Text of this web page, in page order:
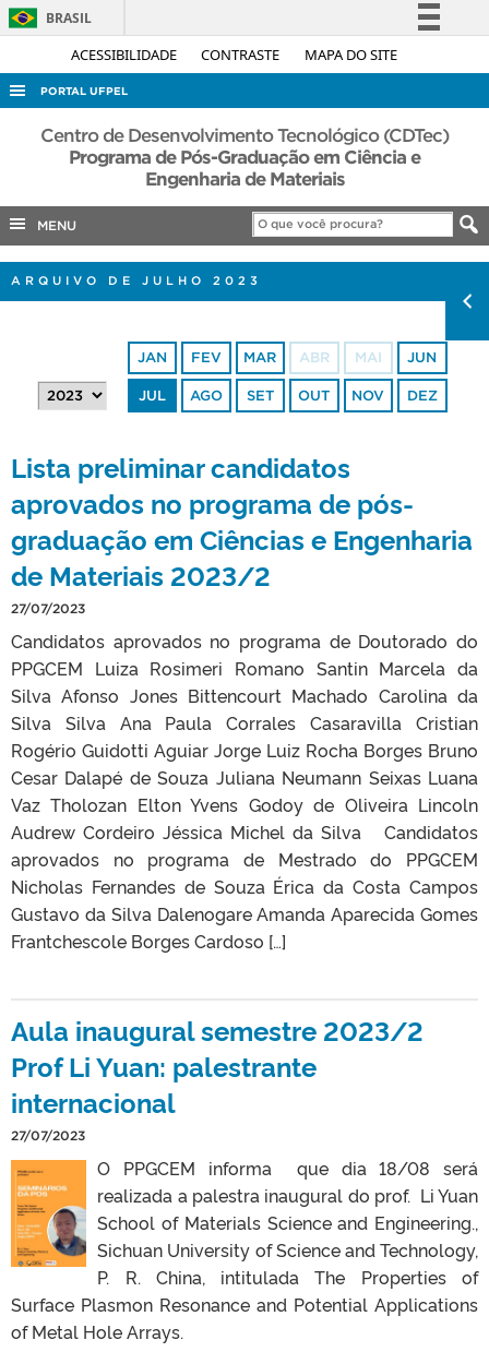
ACESSIBILIDADE CONTRASTE MAPA DO SITE
BRASIL
Simplifique!
Acesso à informação
Legislação
Canais
PORTAL UFPEL
ACESSO À INFORMAÇÃO
AUDITORIA
EDITAIS
PORTARIAS
Centro de Desenvolvimento Tecnológico (CDTec)
Programa de Pós-Graduação em Ciência e
Engenharia de Materiais
MENU
ARQUIVO DE JULHO 2023
JAN FEV MAR ABR MAI JUN
JUL AGO SET OUT NOV DEZ
Lista preliminar candidatos
aprovados no programa de pós-
graduação em Ciências e Engenharia
de Materiais 2023/2
27/07/2023
Candidatos aprovados no programa de Doutorado do
PPGCEM Luiza Rosimeri Romano Santin Marcela da
Silva Afonso Jones Bittencourt Machado Carolina da
Silva Silva Ana Paula Corrales Casaravilla Cristian
Rogério Guidotti Aguiar Jorge Luiz Rocha Borges Bruno
Cesar Dalapé de Souza Juliana Neumann Seixas Luana
Vaz Tholozan Elton Yvens Godoy de Oliveira Lincoln
Audrew Cordeiro Jéssica Michel da Silva Candidatos
aprovados no programa de Mestrado do PPGCEM
Nicholas Fernandes de Souza Érica da Costa Campos
Gustavo da Silva Dalenogare Amanda Aparecida Gomes
Frantchescole Borges Cardoso […]
Aula inaugural semestre 2023/2
Prof Li Yuan: palestrante
internacional
27/07/2023
O PPGCEM informa que dia 18/08 será
realizada a palestra inaugural do prof. Li Yuan
School of Materials Science and Engineering.,
Sichuan University of Science and Technology,
P. R. China, intitulada The Properties of
Surface Plasmon Resonance and Potential Applications
of Metal Hole Arrays.